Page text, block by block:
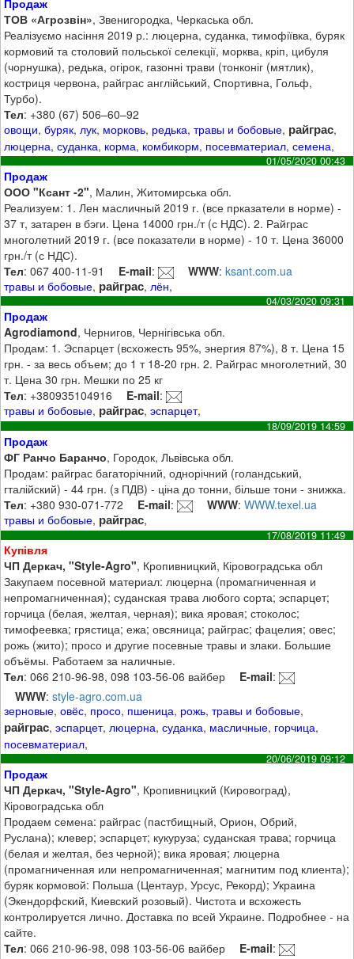
Продаж
ТОВ «Агрозвін», Звенигородка, Черкаська обл.
Реалізуємо насіння 2019 р.: люцерна, суданка, тимофіївка, буряк
кормовий та столовий польської селекції, морква, кріп, цибуля
(чорнушка), редька, огірок, газонні трави (тонконіг (мятлик),
костриця червона, райграс англійський, Спортивна, Гольф,
Турбо).
Тел: +380 (67) 506–60–92
овощи,буряк,лук, морковь, редька,травы и бобовые, райграс,
люцерна,суданка, корма, комбикорм, посевматериал,семена,
01/05/2020 00:43
Продаж
ООО "Ксант -2", Малин, Житомирська обл.
Реализуем: 1. Лен масличный 2019 г. (все прказатели в норме) -
37 т, затарен в бэги. Цена 14000 грн./т (с НДС). 2. Райграс
многолетний 2019 г. (все показатели в норме) - 10 т. Цена 36000
грн./т (с НДС).
Тел: 067 400-11-91 E-mail: WWW:ksant.com.ua
травы и бобовые, райграс, лён,
04/03/2020 09:31
Продаж
Agrodiamond, Чернигов, Чернігівська обл.
Продам: 1. Эспарцет (всхожесть 95%, энергия 87%), 8 т. Цена 15
грн. - за весь объем; до 1 т 18-20 грн. 2. Райграс многолетний, 30
т. Цена 30 грн. Мешки по 25 кг
Тел: +380935104916 E-mail:
травы и бобовые, райграс,эспарцет,
18/09/2019 14:59
Продаж
ФГ Ранчо Баранчо, Городок, Львівська обл.
Продам: райграс багаторічний, однорічний (голандський,
гталійский) - 44 грн. (з ПДВ) - ціна до тонни, більше тони - знижка.
Тел: +380 930-071-772 E-mail: WWW:WWW.texel.ua
травы и бобовые, райграс,
17/08/2019 11:49
Купівля
ЧП Деркач, "Style-Agro", Кропивницкий, Кіровоградська обл
Закупаем посевной материал: люцерна (промагниченная и
непромагниченная); суданская трава любого сорта; эспарцет;
горчица (белая, желтая, черная); вика яровая; стоколос;
тимофеевка; грястица; ежа; овсяница; райграс; фацелия; овес;
рожь (жито); просо и другие посевные травы и злаки. Большие
объёмы. Работаем за наличные.
Тел: 066 210-96-98, 098 103-56-06 вайбер E-mail:
WWW:style-agro.com.ua
зерновые,овёс, просо, пшеница, рожь,травы и бобовые,
райграс,эспарцет,люцерна,суданка, масличные, горчица,
посевматериал,
20/06/2019 09:12
Продаж
ЧП Деркач, "Style-Agro", Кропивницкий (Кировоград),
Кіровоградська обл
Продаем семена: райграс (пастбищный, Орион, Обрий,
Руслана); клевер; эспарцет; кукуруза; суданская трава; горчица
(белая и желтая, без черной); вика яровая; люцерна
(промагниченная или непромагниченная; магнитим под клиента);
буряк кормовой: Польша (Центаур, Урсус, Рекорд); Украина
(Экендорфский, Киевский розовый). Чистота и всхожесть
контролируется лично. Доставка по всей Украине. Подробнее - на
сайте.
Тел: 066 210-96-98, 098 103-56-06 вайбер E-mail: